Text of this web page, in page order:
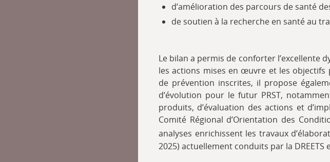
d’amélioration des parcours de santé
de soutien à la recherche en santé au
Le bilan a permis de conforter l’excellente
les actions mises en œuvre et les
de prévention inscrites, il propose
d’évolution pour le futur PRST,
produits, d’évaluation des actions et
Comité Régional d’Orientation des
analyses enrichissent les travaux
2025) actuellement conduits par la